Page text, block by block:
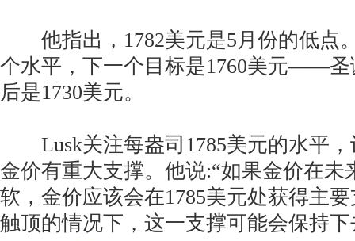
他指出，1782美元是5月份的低点
个水平，下一个目标是1760美元——圣
后是1730美元。
Lusk关注每盎司1785美元的水平，
金价有重大支撑。他说:“如果金价在未
软，金价应该会在1785美元处获得主
触顶的情况下，这一支撑可能会保持下